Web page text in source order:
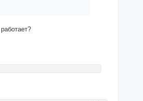
, работает?